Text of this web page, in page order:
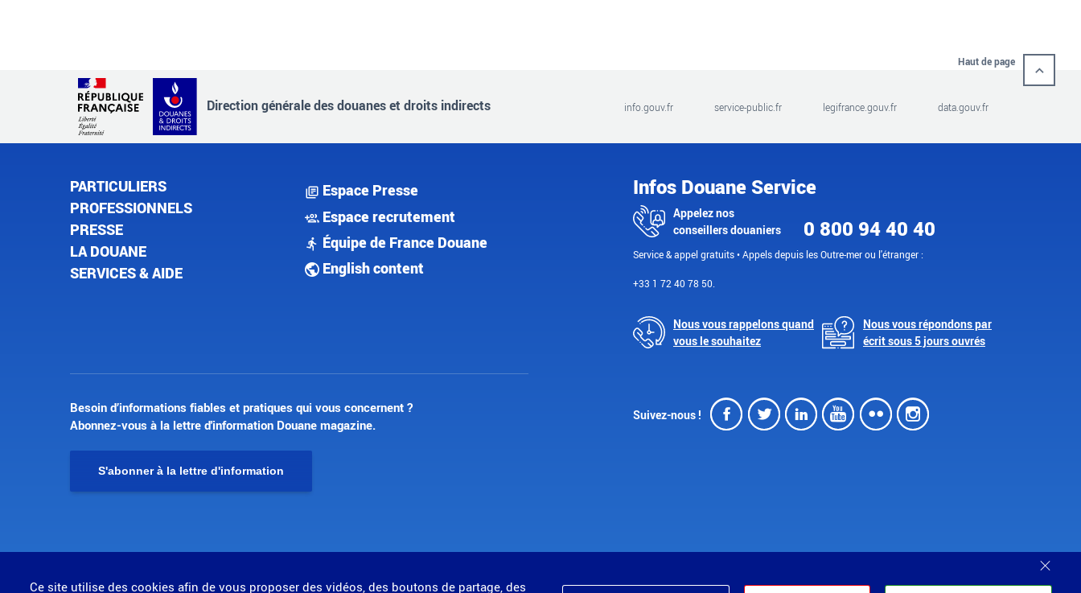
Ce site utilise des cookies afin de vous proposer des vidéos, des boutons de partage, des
Haut de page
Direction générale des douanes et droits indirects info.gouv.fr service-public.fr legifrance.gouv.fr data.gouv.fr
PARTICULIERS
PROFESSIONNELS
PRESSE
LA DOUANE
SERVICES & AIDE
Espace Presse
Espace recrutement
Équipe de France Douane
English content
Infos Douane Service
Appelez nos
conseillers douaniers
0 800 94 40 40
Service & appel gratuits • Appels depuis les Outre-mer ou l'étranger :
+33 1 72 40 78 50.
Nous vous rappelons quand
vous le souhaitez
Nous vous répondons par
écrit sous 5 jours ouvrés
Besoin d’informations fiables et pratiques qui vous concernent ?
Abonnez-vous à la lettre d'information Douane magazine.
S'abonner à la lettre d'information
Suivez-nous ! Facebook
Twitter
LinkedIn
Youtube
FlickrInstagram